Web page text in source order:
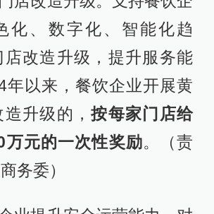
化、数字化、智能化趋
店改造升级，提升服务能
年以来，餐饮企业开展黄
造升级的，按每家门店给
万元的一次性奖励。（责
务委）